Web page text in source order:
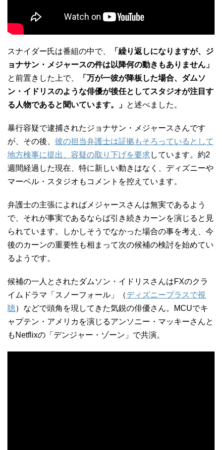
スナイダー氏は番組の中で、
「繰り返しになりますが、ジ
ョナサン・メジャースの件は以降何の動きもありません」
と前置きした上で、
「万が一彼が降板した場合、ダムソ
ン・イドリスのような俳優が後任としてスタジオが注目す
る人物であると聞いています。」
と述べました。
暴行容疑で逮捕されたジョナサン・メジャースさんです
が、その後、 彼の担当弁護士は証拠もそろっているとして
地方検事に提出、容疑の取り下げを要求しています。約2
週間経過した現在、特に新しい動きはなく、ディズニーや
マーベル・スタジオもコメントを控えています。
弁護士の主張によればメジャースさんは無実であるよう
で、それが事実であるならば引き続きカーンを演じると見
られています。しかしそうでなかった場合の事を考え、今
後のカーンの重要性も相まって次の候補の検討を始めてい
るようです。
候補の一人とされたダムソン・イドリスさんはFXのクラ
イムドラマ「スノーフォール」（ディズニープラスで視
聴）などで頭角を現してきた気鋭の俳優さん。MCUでキ
ャプテン・アメリカを演じるアンソニー・マッキーさんと
もNetflixの「デンジャー・ゾーン」で共演。